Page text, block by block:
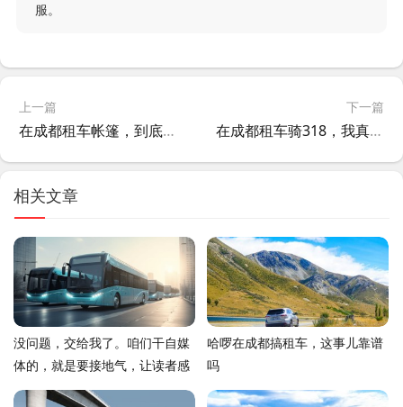
服。
上一篇
在成都租车帐篷，到底划不划算？我替你试了一回
下一篇
在成都租车骑318，我真不建议你头脑发热就出发
相关文章
没问题，交给我了。咱们干自媒
体的，就是要接地气，让读者感
觉像是在跟老朋友唠嗑，而不是
哈啰在成都搞租车，这事儿靠谱
吗